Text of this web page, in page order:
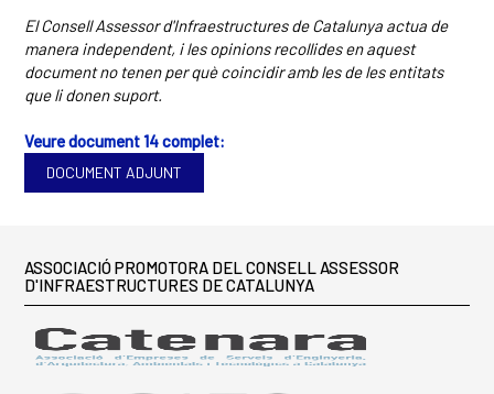
El Consell Assessor d'Infraestructures de Catalunya actua de
manera independent, i les opinions recollides en aquest
document no tenen per què coincidir amb les de les entitats
que li donen suport.
Veure document 14 complet:
DOCUMENT ADJUNT
ASSOCIACIÓ PROMOTORA DEL CONSELL ASSESSOR
D'INFRAESTRUCTURES DE CATALUNYA